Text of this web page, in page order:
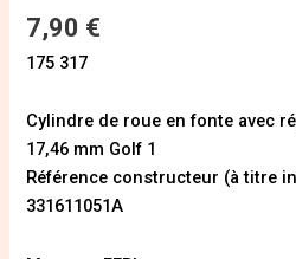
7,90 €
175 317
Cylindre de roue en fonte avec
17,46 mm Golf 1
Référence constructeur (à titre
331611051A